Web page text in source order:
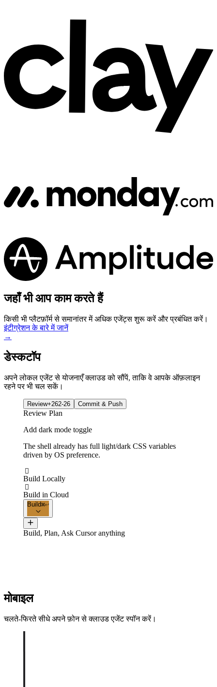
जहाँ भी आप काम करते हैं
किसी भी प्लैटफ़ॉर्म से समानांतर में अधिक एजेंट्स शुरू करें और प्रबंधित करें।
इंटीग्रेशन के बारे में जानें
→
डेस्कटॉप
अपने लोकल एजेंट से योजनाएँ क्लाउड को सौंपें, ताकि वे आपके ऑफ़लाइन
रहने पर भी चल सकें।
Review+262-26 Commit & Push
Review Plan
Add dark mode toggle
The shell already has full light/dark CSS variables
driven by OS preference.

Build Locally

Build in Cloud
Build
Build, Plan, Ask Cursor anything
मोबाइल
चलते-फिरते सीधे अपने फ़ोन से क्लाउड एजेंट स्पॉन करें।